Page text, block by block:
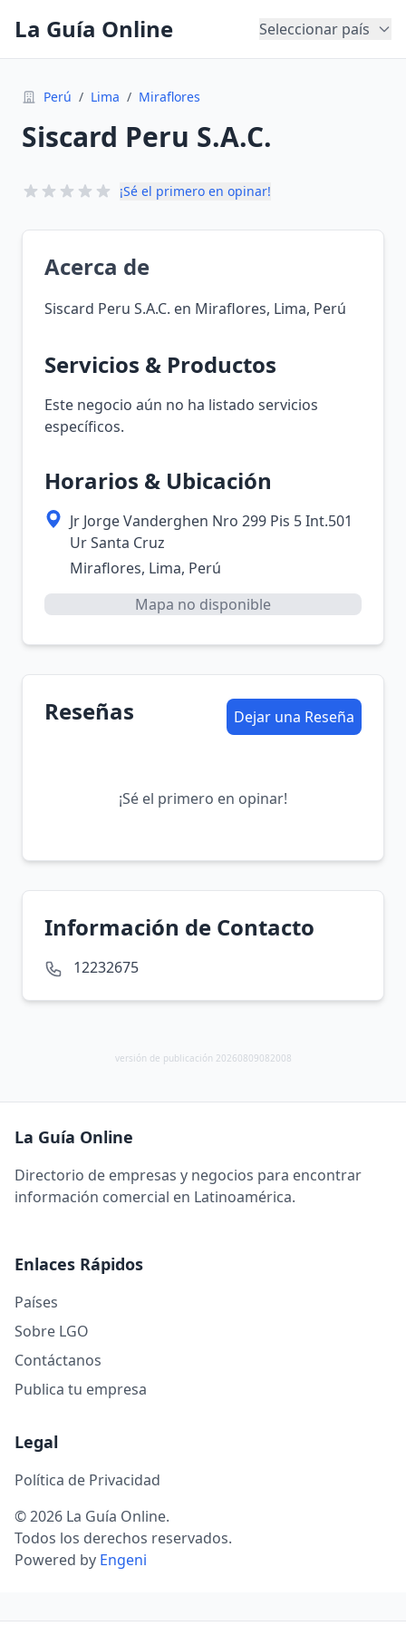
La Guía Online Seleccionar país
Perú / Lima / Miraflores
Siscard Peru S.A.C.
¡Sé el primero en opinar!
Acerca de
Siscard Peru S.A.C. en Miraflores, Lima, Perú
Servicios & Productos
Este negocio aún no ha listado servicios
específicos.
Horarios & Ubicación
Jr Jorge Vanderghen Nro 299 Pis 5 Int.501
Ur Santa Cruz
Miraflores, Lima, Perú
Mapa no disponible
Reseñas Dejar una Reseña
¡Sé el primero en opinar!
Información de Contacto
12232675
versión de publicación 20260809082008
La Guía Online
Directorio de empresas y negocios para encontrar
información comercial en Latinoamérica.
Enlaces Rápidos
Países
Sobre LGO
Contáctanos
Publica tu empresa
Legal
Política de Privacidad
© 2026 La Guía Online.
Todos los derechos reservados.
Powered by Engeni